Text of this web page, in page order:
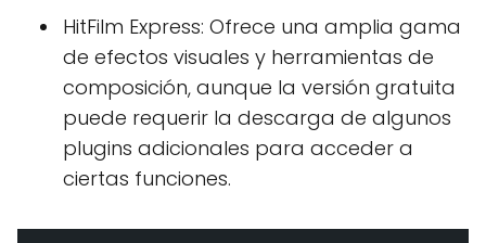
HitFilm Express: Ofrece una amplia gama
de efectos visuales y herramientas de
composición, aunque la versión gratuita
puede requerir la descarga de algunos
plugins adicionales para acceder a
ciertas funciones.